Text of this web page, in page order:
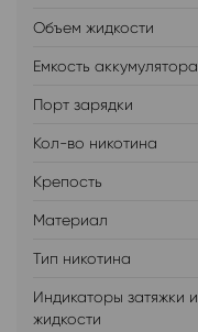
Объем жидкости
Емкость аккумулятора
Порт зарядки
Кол-во никотина
Крепость
Материал
Тип никотина
Индикаторы затяжки и
жидкости